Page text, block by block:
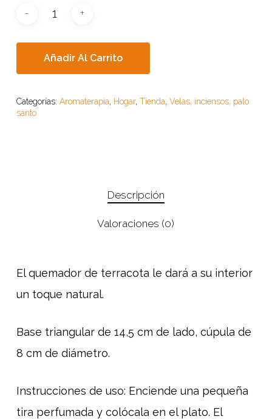
Añadir Al Carrito
Categorías: Aromaterapia, Hogar, Tienda, Velas, inciensos, palo
santo
Descripción
Valoraciones (0)
El quemador de terracota le dará a su interior
un toque natural.
Base triangular de 14,5 cm de lado, cúpula de
8 cm de diámetro.
Instrucciones de uso: Enciende una pequeña
tira perfumada y colócala en el plato. El